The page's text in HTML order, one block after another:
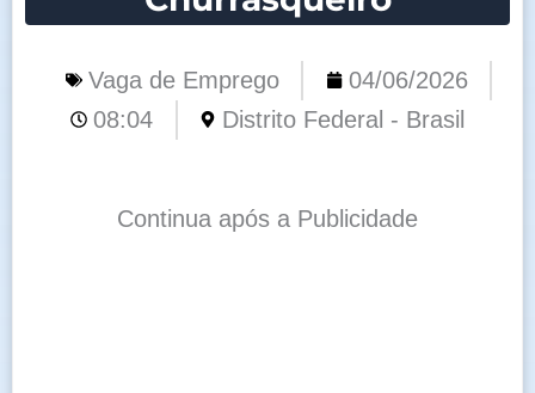
Vaga de Emprego
04/06/2026
08:04
Distrito Federal - Brasil
Continua após a Publicidade